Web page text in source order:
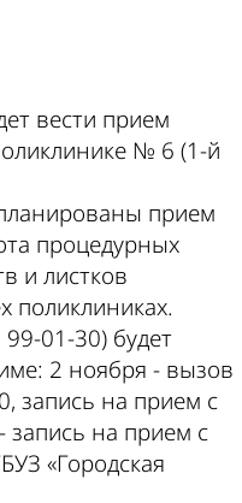
вести прием
№ 6 (1-й
прием
процедурных
и листков
поликлиниках.
99-01-30) будет
2 ноября - вызов
запись на прием с
запись на прием с
«Городская